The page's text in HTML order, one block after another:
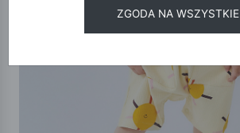
ZGODA NA WSZYSTKIE